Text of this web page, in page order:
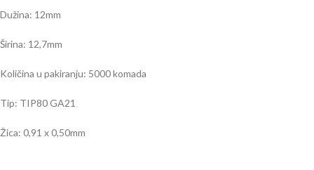
Dužina: 12mm
Širina: 12,7mm
Količina u pakiranju: 5000 komada
Tip: TIP80 GA21
Žica: 0,91 x 0,50mm